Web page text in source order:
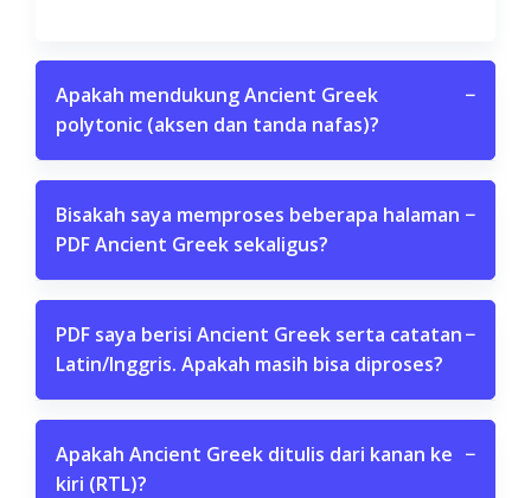
Apakah mendukung Ancient Greek
polytonic (aksen dan tanda nafas)?
−
Bisakah saya memproses beberapa halaman
PDF Ancient Greek sekaligus?
−
PDF saya berisi Ancient Greek serta catatan
Latin/Inggris. Apakah masih bisa diproses?
−
Apakah Ancient Greek ditulis dari kanan ke
kiri (RTL)?
−